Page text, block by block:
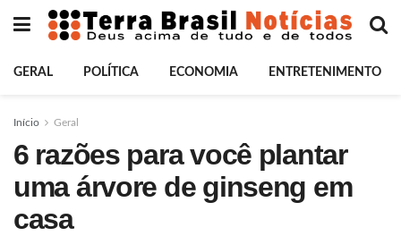
GERAL POLÍTICA ECONOMIA ENTRETENIMENTO
Início Geral
6 razões para você plantar
uma árvore de ginseng em
casa